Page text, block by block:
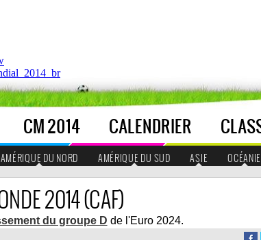
CM 2014 CALENDRIER
AMÉRIQUE DU NORD AMÉRIQUE DU SUD ASIE OCÉANIE
2014 (CAF)
du groupe D de l'Euro 2024.